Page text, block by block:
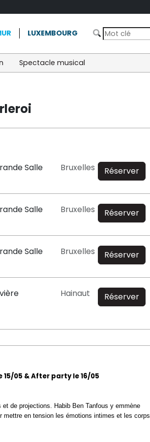
LUXEMBOURG
Spectacle musical
Salle
Bruxelles Réserver
Salle
Bruxelles Réserver
Salle
Bruxelles Réserver
Hainaut Réserver
15/05 & After party le 16/05
de projections. Habib Ben Tanfous y emmène
mettre en tension les émotions intimes et les corps